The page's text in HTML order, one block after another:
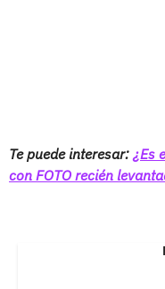
Te puede interesar: ¿Es
con FOTO recién